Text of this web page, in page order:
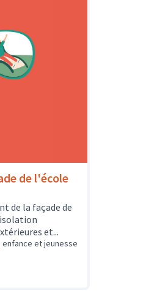
de l'école
de la façade de
et...
enfance et jeunesse